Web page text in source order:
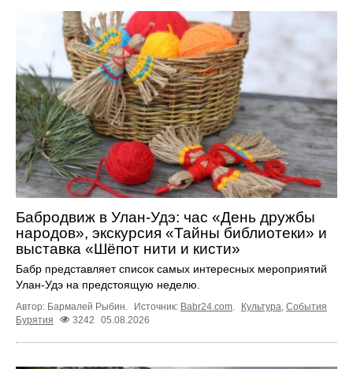
Бабродвиж в Улан-Удэ: час «День дружбы
народов», экскурсия «Тайны библиотеки» и
выставка «Шёпот нити и кисти»
Бабр представляет список самых интересных мероприятий
Улан-Удэ на предстоящую неделю.
Автор: Бармалей Рыбин. Источник: Babr24.com Культура События
Бурятия
3242 05.08.2026